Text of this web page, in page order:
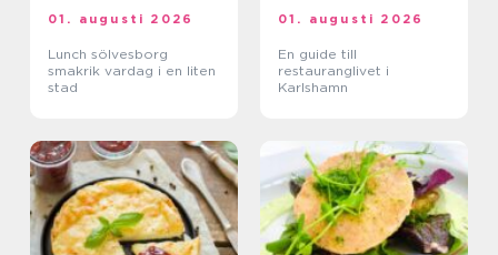
01. augusti 2026
Lunch sölvesborg
smakrik vardag i en liten
stad
01. augusti 2026
En guide till
restauranglivet i
Karlshamn